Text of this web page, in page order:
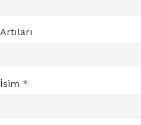
Artıları
İsim *